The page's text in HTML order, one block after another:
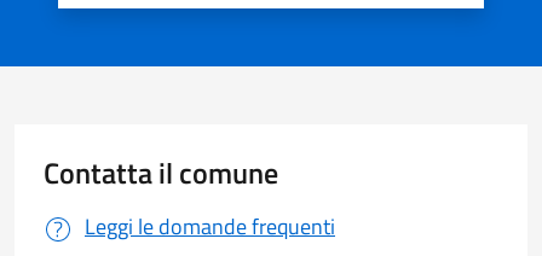
Contatta il comune
Leggi le domande frequenti